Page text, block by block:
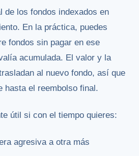
de los fondos indexados en
En la práctica, puedes
fondos sin pagar en ese
acumulada. El valor y la
al nuevo fondo, así que
hasta el reembolso final.
útil si con el tiempo quieres:
agresiva a otra más